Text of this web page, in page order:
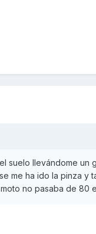
suelo llevándome un
me ha ido la pinza y
no pasaba de 80